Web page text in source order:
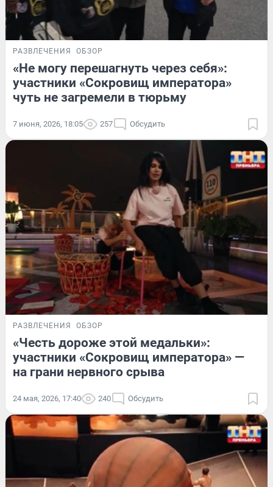
РАЗВЛЕЧЕНИЯ ОБЗОР
«Не могу перешагнуть через себя»:
участники «Сокровищ императора»
чуть не загремели в тюрьму
7 июня, 2026, 18:05 257 Обсудить
РАЗВЛЕЧЕНИЯ ОБЗОР
«Честь дороже этой медальки»:
участники «Сокровищ императора» —
на грани нервного срыва
24 мая, 2026, 17:40 240 Обсудить